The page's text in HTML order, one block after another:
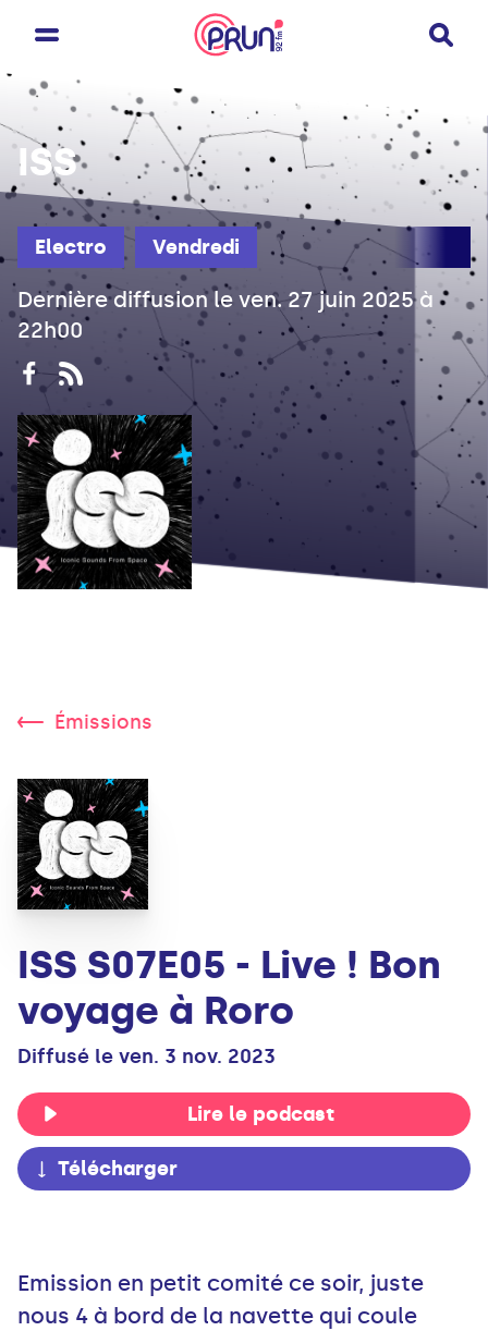
Electro Vendredi
ISS
Dernière diffusion le ven. 27 juin 2025 à
22h00
Émissions
ISS S07E05 - Live ! Bon
voyage à Roro
Diffusé le ven. 3 nov. 2023
Lire le podcast
Télécharger
Emission en petit comité ce soir, juste
nous 4 à bord de la navette qui coule